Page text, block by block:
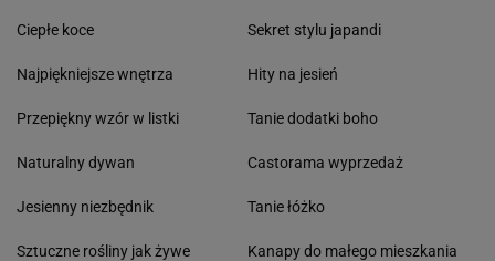
Ciepłe koce
Najpiękniejsze wnętrza
Przepiękny wzór w listki
Naturalny dywan
Jesienny niezbędnik
Sztuczne rośliny jak żywe
Sekret stylu japandi
Hity na jesień
Tanie dodatki boho
Castorama wyprzedaż
Tanie łóżko
Kanapy do małego mieszkania